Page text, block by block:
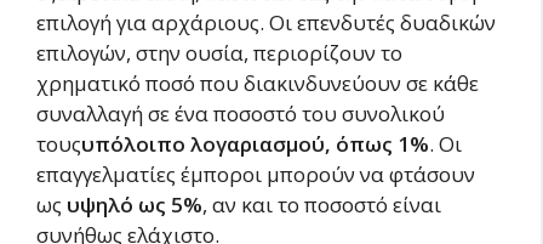
επιλογή για αρχάριους. Οι επενδυτές δυαδικών
επιλογών, στην ουσία, περιορίζουν το
χρηματικό ποσό που διακινδυνεύουν σε κάθε
συναλλαγή σε ένα ποσοστό του συνολικού
τουςυπόλοιπο λογαριασμού, όπως 1%. Οι
επαγγελματίες έμποροι μπορούν να φτάσουν
ως υψηλό ως 5%, αν και το ποσοστό είναι
συνήθως ελάχιστο.